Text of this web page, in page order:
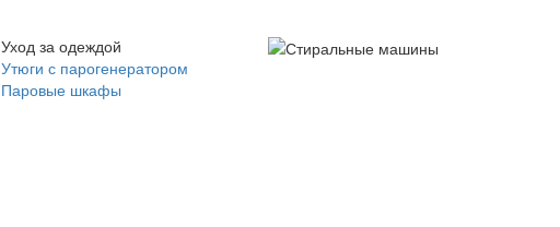
Уход за одеждой
Утюги с парогенератором
Паровые шкафы